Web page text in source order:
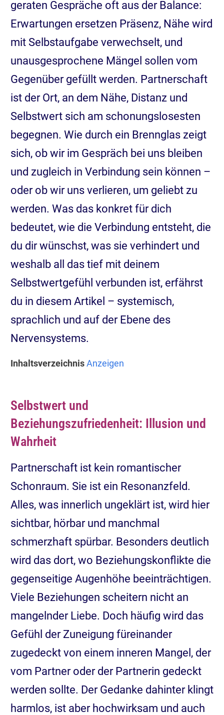
geraten Gespräche oft aus der Balance:
Erwartungen ersetzen Präsenz, Nähe wird
mit Selbstaufgabe verwechselt, und
unausgesprochene Mängel sollen vom
Gegenüber gefüllt werden. Partnerschaft
ist der Ort, an dem Nähe, Distanz und
Selbstwert sich am schonungslosesten
begegnen. Wie durch ein Brennglas zeigt
sich, ob wir im Gespräch bei uns bleiben
und zugleich in Verbindung sein können –
oder ob wir uns verlieren, um geliebt zu
werden. Was das konkret für dich
bedeutet, wie die Verbindung entsteht, die
du dir wünschst, was sie verhindert und
weshalb all das tief mit deinem
Selbstwertgefühl verbunden ist, erfährst
du in diesem Artikel – systemisch,
sprachlich und auf der Ebene des
Nervensystems.
InhaltsverzeichnisAnzeigen
Selbstwert und
Beziehungszufriedenheit: Illusion und
Wahrheit
Partnerschaft ist kein romantischer
Schonraum. Sie ist ein Resonanzfeld.
Alles, was innerlich ungeklärt ist, wird hier
sichtbar, hörbar und manchmal
schmerzhaft spürbar. Besonders deutlich
wird das dort, wo Beziehungskonflikte die
gegenseitige Augenhöhe beeinträchtigen.
Viele Beziehungen scheitern nicht an
mangelnder Liebe. Doch häufig wird das
Gefühl der Zuneigung füreinander
zugedeckt von einem inneren Mangel, der
vom Partner oder der Partnerin gedeckt
werden sollte. Der Gedanke dahinter klingt
harmlos, ist aber hochwirksam und auch